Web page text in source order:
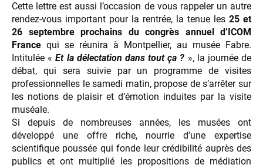
Cette lettre est aussi l’occasion de vous rappeler un autre
rendez-vous important pour la rentrée, la tenue les 25 et
26 septembre prochains du congrès annuel d’ICOM
France qui se réunira à Montpellier, au musée Fabre.
Intitulée «Et la délectation dans tout ça ? », la journée de
débat, qui sera suivie par un programme de visites
professionnelles le samedi matin, propose de s’arrêter sur
les notions de plaisir et d’émotion induites par la visite
muséale.
Si depuis de nombreuses années, les musées ont
développé une offre riche, nourrie d’une expertise
scientifique poussée qui fonde leur crédibilité auprès des
publics et ont multiplié les propositions de médiation